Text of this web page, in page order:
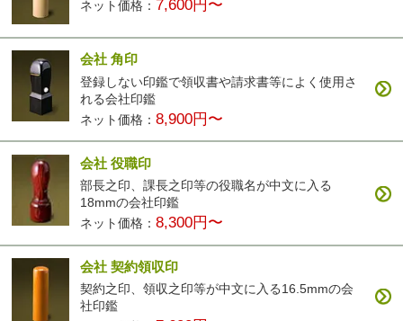
ネット価格： 7,600円〜
会社 角印
登録しない印鑑で領収書や請求書等によく使用さ
れる会社印鑑
ネット価格：8,900円〜
会社 役職印
部長之印、課長之印等の役職名が中文に入る
18mmの会社印鑑
ネット価格：8,300円〜
会社 契約領収印
契約之印、領収之印等が中文に入る16.5mmの会
社印鑑